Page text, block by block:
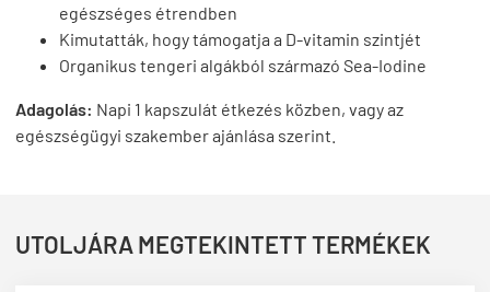
egészséges étrendben
Kimutatták, hogy támogatja a D-vitamin szintjét
Organikus tengeri algákból származó Sea-Iodine
Adagolás: Napi 1 kapszulát étkezés közben, vagy az
egészségügyi szakember ajánlása szerint.
UTOLJÁRA MEGTEKINTETT TERMÉKEK